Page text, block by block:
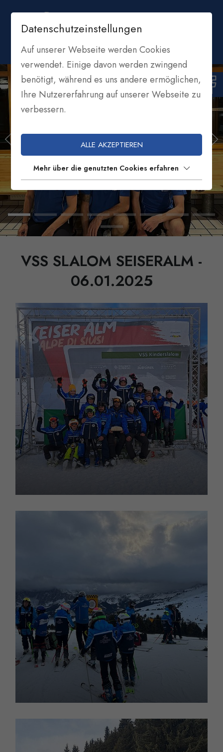
ASV WELSCHNOFEN
FUSSBALL
VSS SLALOM SEISERALM -
06.01.2025
Datenschutzeinstellungen
Auf unserer Webseite werden Cookies
verwendet. Einige davon werden zwingend
benötigt, während es uns andere ermöglichen,
Ihre Nutzererfahrung auf unserer Webseite zu
verbessern.
ALLE AKZEPTIEREN
Mehr über die genutzten Cookies erfahren